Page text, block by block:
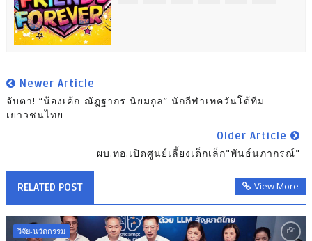
Newer Article
จับตา! “น้องเค้ก-ณัฎฐากร นิยมกูล” นักกีฬาเทควันโด้ทีม
เยาวชนไทย
Older Article
ผบ.ทอ.เปิดศูนย์เลี้ยงเด็กเล็ก"พันธ์นภากรณ์"
RELATED POST View More
วิจัย-นวัตกรรม